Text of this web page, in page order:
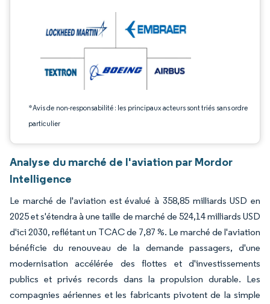
*Avis de non-responsabilité : les principaux acteurs sont triés sans ordre
particulier
Analyse du marché de l'aviation par Mordor
Intelligence
Le marché de l'aviation est évalué à 358,85 milliards USD en
2025 et s'étendra à une taille de marché de 524,14 milliards USD
d'ici 2030, reflétant un TCAC de 7,87 %. Le marché de l'aviation
bénéficie du renouveau de la demande passagers, d'une
modernisation accélérée des flottes et d'investissements
publics et privés records dans la propulsion durable. Les
compagnies aériennes et les fabricants pivotent de la simple